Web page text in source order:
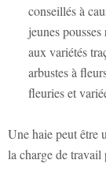
conseillés à
jeunes
aux variétés
arbustes à
fleuries et
Une haie peut être
la charge de travail